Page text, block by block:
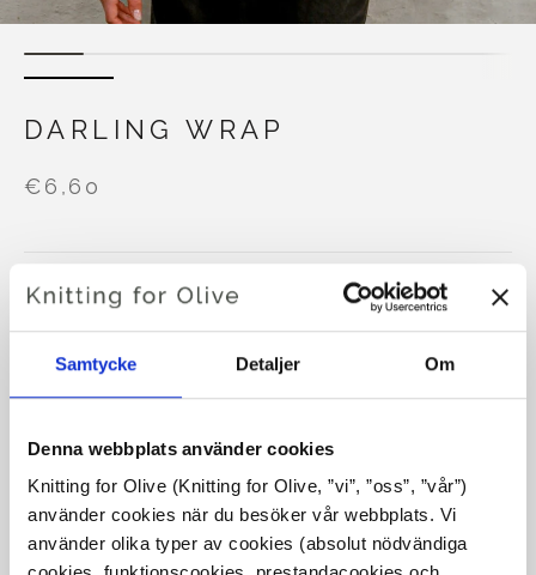
Samtycke Detaljer Om
Denna webbplats använder cookies
Knitting for Olive (Knitting for Olive, ”vi”, ”oss”, ”vår”)
använder cookies när du besöker vår webbplats. Vi
använder olika typer av cookies (absolut nödvändiga
DARLING WRAP
€6,60
SPRÅKET VÄLJ SPRÅK
JAG SKULLE VILJA KÖPA GARN TILL MÖNSTRET
XS S M L XL 2XL 3XL